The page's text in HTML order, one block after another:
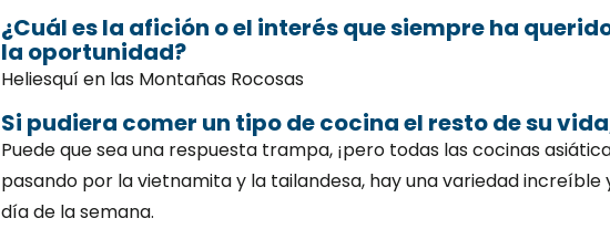
¿Cuál es la afición o el interés que siempre ha
la oportunidad?
Heliesquí en las Montañas Rocosas
Si pudiera comer un tipo de cocina el resto de su
Puede que sea una respuesta trampa, ¡pero todas las cocinas
pasando por la vietnamita y la tailandesa, hay una variedad
día de la semana.